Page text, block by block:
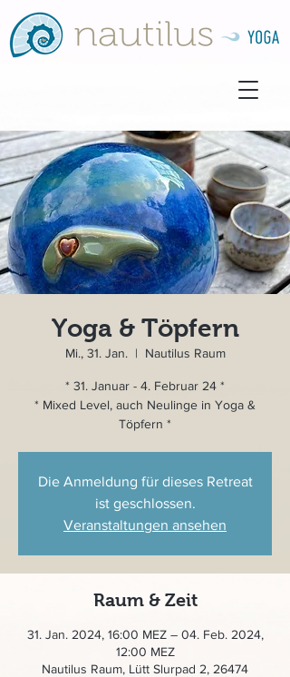
Yoga & Töpfern
Mi., 31. Jan.
  |
Nautilus Raum
* 31. Januar - 4. Februar 24 *
* Mixed Level, auch Neulinge in Yoga &
Töpfern *
Die Anmeldung für dieses Retreat
ist geschlossen.
Veranstaltungen ansehen
Raum & Zeit
31. Jan. 2024, 16:00 MEZ – 04. Feb. 2024,
12:00 MEZ
Nautilus Raum, Lütt Slurpad 2, 26474